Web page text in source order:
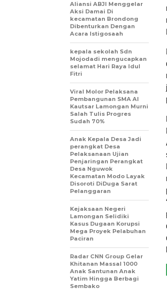
Aliansi ABJI Menggelar
Aksi Damai Di
kecamatan Brondong
Dibenturkan Dengan
Acara Istigosaah
kepala sekolah Sdn
Mojodadi mengucapkan
selamat Hari Raya Idul
Fitri
Viral Molor Pelaksana
Pembangunan SMA Al
Kautsar Lamongan Murni
Salah Tulis Progres
Sudah 70%
Anak Kepala Desa Jadi
perangkat Desa
Pelaksanaan Ujian
Penjaringan Perangkat
Desa Nguwok
Kecamatan Modo Layak
Disoroti DiDuga Sarat
Pelanggaran
Kejaksaan Negeri
Lamongan Selidiki
Kasus Dugaan Korupsi
Mega Proyek Pelabuhan
Paciran
Radar CNN Group Gelar
Khitanan Massal 1000
Anak Santunan Anak
Yatim Hingga Berbagi
Sembako